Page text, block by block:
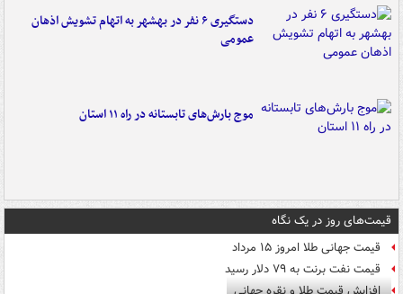
دستگیری ۶ نفر در بهشهر به اتهام تشویش اذهان
عمومی
موج بارش‌های تابستانه در راه ۱۱ استان
قیمت‌های روز در یک نگاه
قیمت جهانی طلا امروز ۱۵ مرداد
قیمت نفت برنت به ۷۹ دلار رسید